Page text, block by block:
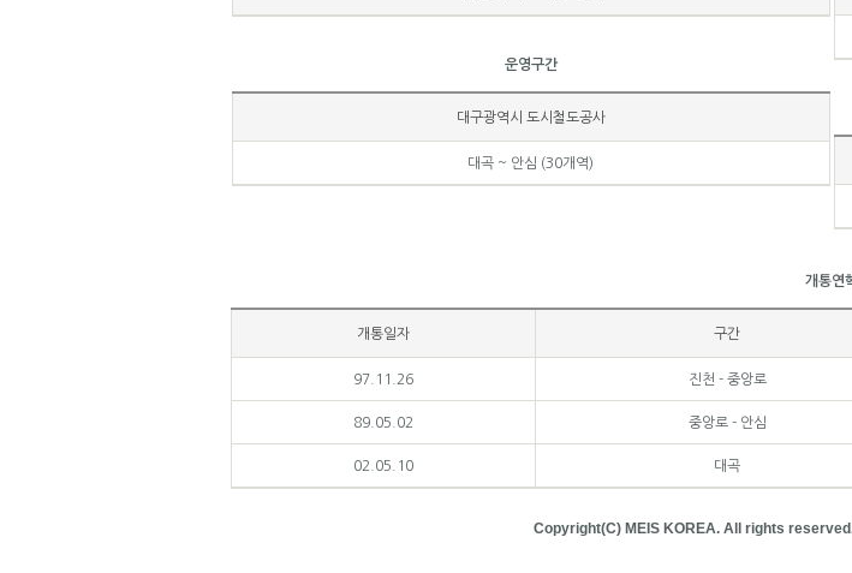
운영구간
대구광역시 도시철도공사
대곡 ~ 안심 (30개역)
개통연
개통일자 구간
97.11.26 진천 - 중앙로
89.05.02 중앙로 - 안심
02.05.10 대곡
Copyright(C) MEIS KOREA. All rights